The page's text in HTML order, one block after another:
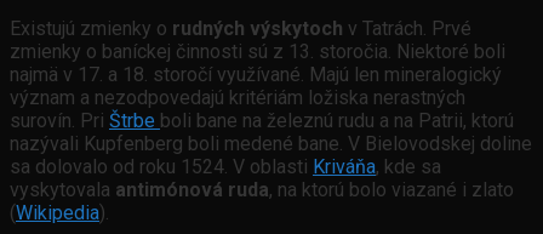
Existujú zmienky o rudných výskytoch v Tatrách. Prvé
zmienky o baníckej činnosti sú z 13. storočia. Niektoré boli
najmä v 17. a 18. storočí využívané. Majú len mineralogický
význam a nezodpovedajú kritériám ložiska nerastných
surovín. Pri Štrbe boli bane na železnú rudu a na Patrii, ktorú
nazývali Kupfenberg boli medené bane. V Bielovodskej doline
sa dolovalo od roku 1524. V oblasti Kriváňa, kde sa
vyskytovala antimónová ruda, na ktorú bolo viazané i zlato
(Wikipedia).